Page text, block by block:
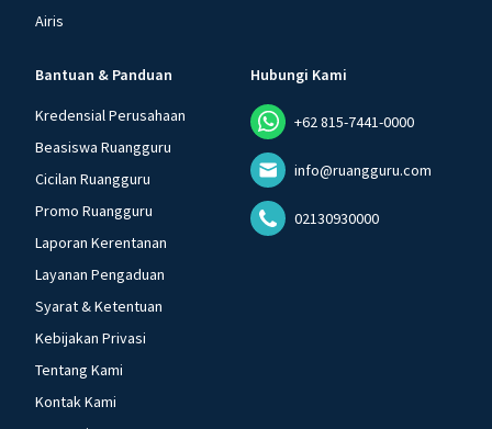
Airis
Bantuan & Panduan
Kredensial Perusahaan
Beasiswa Ruangguru
Cicilan Ruangguru
Promo Ruangguru
Laporan Kerentanan
Layanan Pengaduan
Syarat & Ketentuan
Kebijakan Privasi
Tentang Kami
Kontak Kami
Hubungi Kami
+62 815-7441-0000
info@ruangguru.com
02130930000